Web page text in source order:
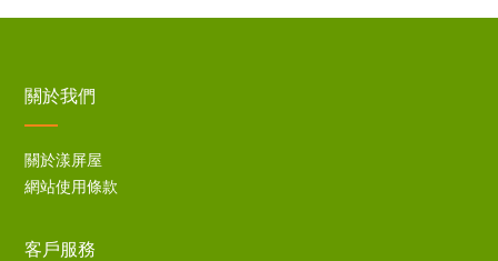
關於我們
關於漾屏屋
網站使用條款
客戶服務